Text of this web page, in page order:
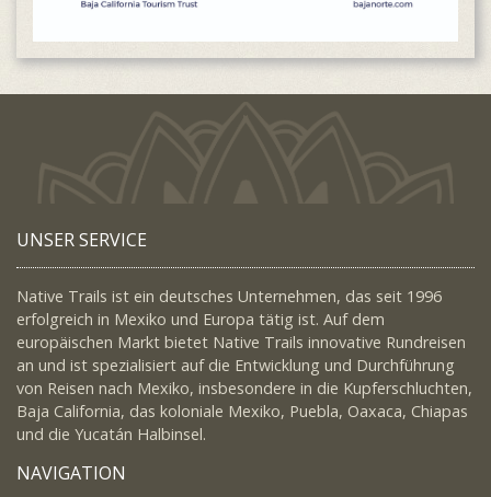
UNSER SERVICE
Native Trails ist ein deutsches Unternehmen, das seit 1996
erfolgreich in Mexiko und Europa tätig ist. Auf dem
europäischen Markt bietet Native Trails innovative Rundreisen
an und ist spezialisiert auf die Entwicklung und Durchführung
von Reisen nach Mexiko, insbesondere in die Kupferschluchten,
Baja California, das koloniale Mexiko, Puebla, Oaxaca, Chiapas
und die Yucatán Halbinsel.
NAVIGATION